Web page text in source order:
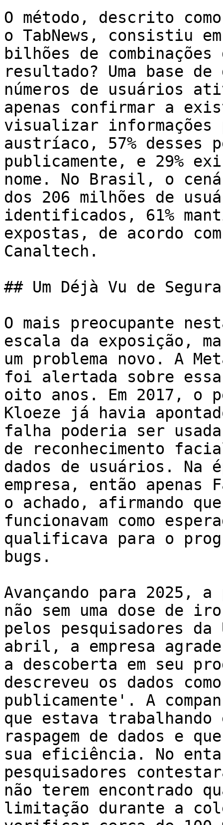
O método, descrito
o TabNews, consistiu
bilhões de
resultado? Uma base
números de usuários
apenas confirmar a
visualizar informações
austríaco, 57%
publicamente, e 29%
nome. No Brasil, o
dos 206 milhões de
identificados, 61%
expostas, de acordo
Canaltech.
## Um Déjà Vu de
O mais preocupante
escala da exposição,
um problema novo. A
foi alertada sobre essa
oito anos. Em 2017, o
Kloeze já havia
falha poderia ser
de reconhecimento
dados de usuários. Na
empresa, então apenas
o achado, afirmando
funcionavam como
qualificava para o
bugs.
Avançando para 2025, a
não sem uma dose de
pelos pesquisadores da
abril, a empresa
a descoberta em seu
descreveu os dados
publicamente'. A
que estava trabalhando
raspagem de dados e
sua eficiência. No
pesquisadores
não terem encontrado
limitação durante a